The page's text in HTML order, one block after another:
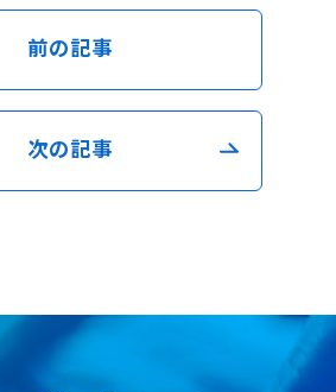
前の記事
次の記事